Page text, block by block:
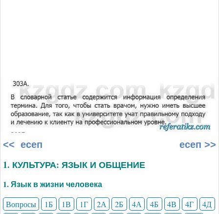
<< есеп есеп >>
1. КУЛЬТУРА: ЯЗЫК И ОБЩЕНИЕ
1. Язык в жизни человека
Вопросы 1Б 1В 1Г 2А 2Б 4А 4Б 4В 4Г
4Д